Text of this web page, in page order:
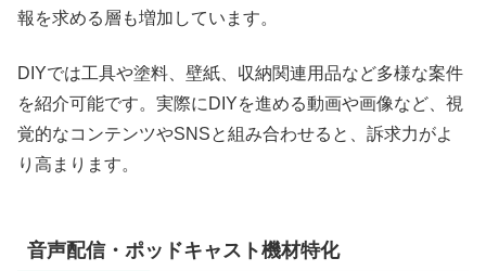
報を求める層も増加しています。
DIYでは工具や塗料、壁紙、収納関連用品など多様な案件
を紹介可能です。実際にDIYを進める動画や画像など、視
覚的なコンテンツやSNSと組み合わせると、訴求力がよ
り高まります。
音声配信・ポッドキャスト機材特化